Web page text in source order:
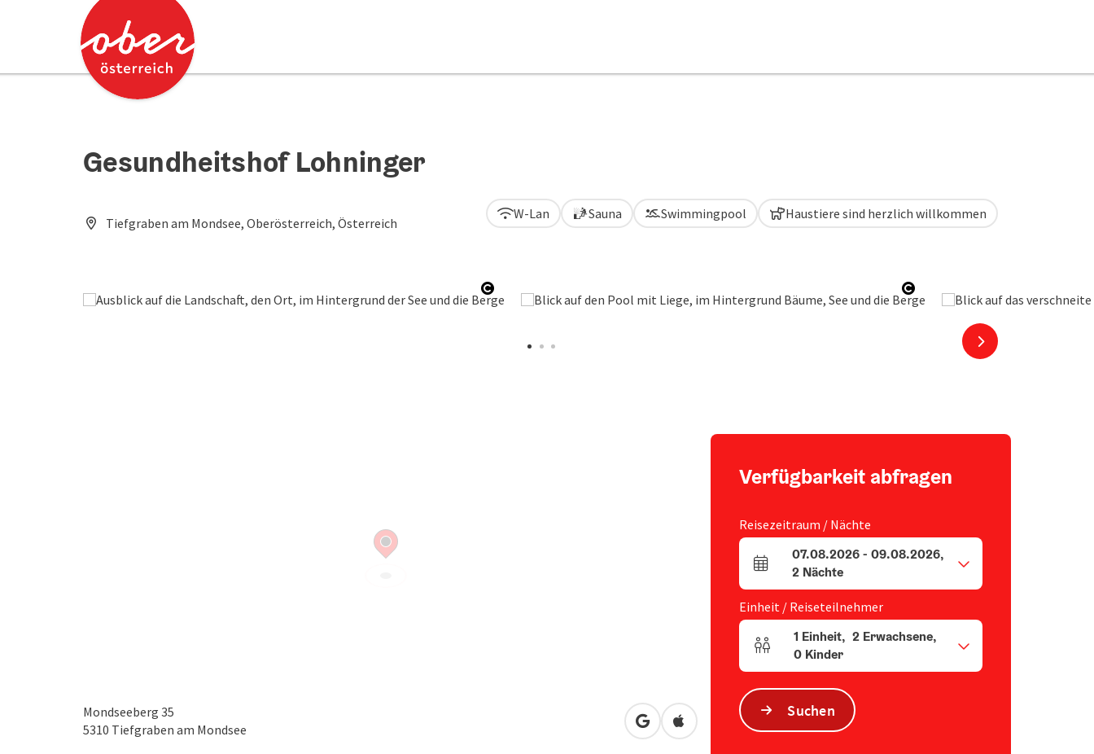
Zum Inhalt
Zum Seitenanfang Accesskey
Gesundheitshof Lohninger
Tiefgraben am Mondsee, Oberösterreich, Österreich
Copyright öffnen Copyright öffnen
nächstes Element
W-Lan Sauna Swimmingpool Haustiere sind herzlich willkommen
Mondseeberg 35
5310 Tiefgraben am Mondsee in Google Maps öffnen
in Apple Maps öffnen
Verfügbarkeit abfragen
Reisezeitraum / Nächte
An- und Abreisefelder
07.08.2026- 09.08.2026,
2 Nächte
Einheit / Reiseteilnehmer
Einheitenanzahl und Personenfelder
1 Einheit, 2 Erwachsene,
0 Kinder
Suchen